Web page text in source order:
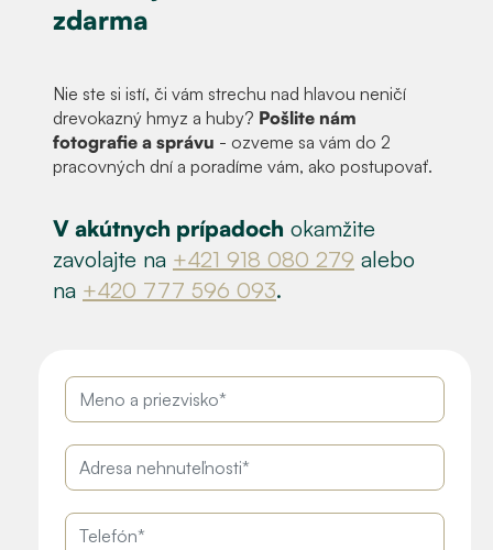
zdarma
Nie ste si istí, či vám strechu nad hlavou neničí
drevokazný hmyz a huby? Pošlite nám
fotografie a správu - ozveme sa vám do 2
pracovných dní a poradíme vám, ako postupovať.
V akútnych prípadoch okamžite
zavolajte na +421 918 080 279 alebo
na +420 777 596 093.